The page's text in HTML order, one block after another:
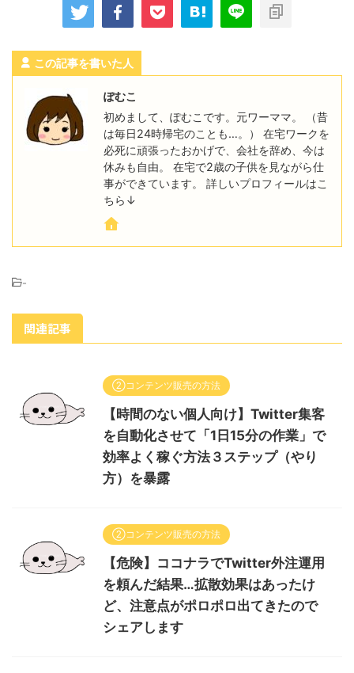
この記事を書いた人
ぽむこ
初めまして、ぽむこです。元ワーママ。 （昔
は毎日24時帰宅のことも…。） 在宅ワークを
必死に頑張ったおかげで、会社を辞め、今は
休みも自由。 在宅で2歳の子供を見ながら仕
事ができています。 詳しいプロフィールはこ
ちら↓
-
関連記事
②コンテンツ販売の方法
【時間のない個人向け】Twitter集客
を自動化させて「1日15分の作業」で
効率よく稼ぐ方法３ステップ（やり
方）を暴露
②コンテンツ販売の方法
【危険】ココナラでTwitter外注運用
を頼んだ結果…拡散効果はあったけ
ど、注意点がポロポロ出てきたので
シェアします